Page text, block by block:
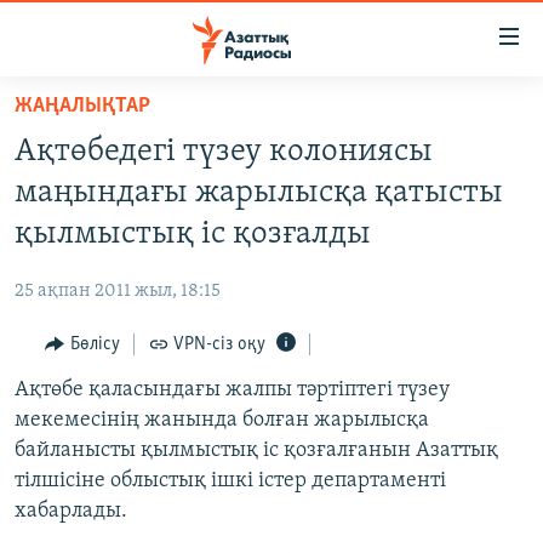
Skip
main
content
to
main
Search
ЖАҢАЛЫҚТАР
САЯСАТ
АДАМ ҚҰҚЫҚТАРЫ
ӘЛЕУМЕТ
ӘЛЕМ
АРНАЙЫ ЖОБАЛАР
Русский
ЖАҢАЛЫҚТАР
Ақтөбедегі түзеу колониясы
маңындағы жарылысқа қатысты
қылмыстық іс қозғалды
25 ақпан 2011 жыл, 18:15
Бөлісу VPN-сіз оқу
Ақтөбе қаласындағы жалпы тәртіптегі түзеу
мекемесінің жанында болған жарылысқа
байланысты қылмыстық іс қозғалғанын Азаттық
тілшісіне облыстық ішкі істер департаменті
хабарлады.